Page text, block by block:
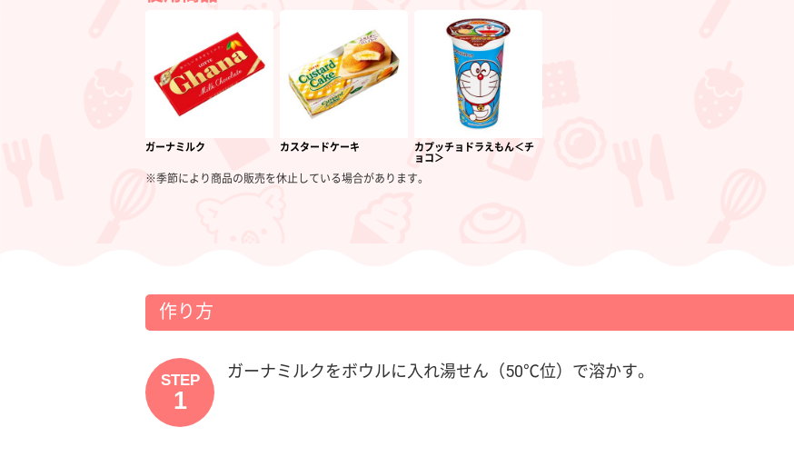
ガーナミルク カスタードケーキ
カプッチョドラえもん＜チ
ョコ＞
※季節により商品の販売を休止している場合があります。
作り方
STEP
1
ガーナミルクをボウルに入れ湯せん（50℃位）で溶かす。